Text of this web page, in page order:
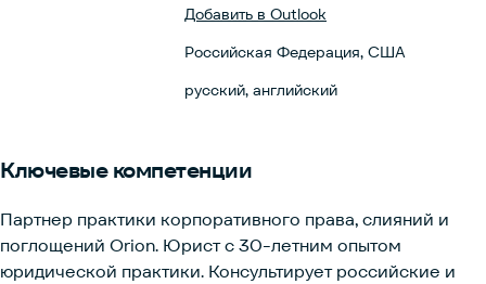
Добавить в Outlook
Российская Федерация, США
русский, английский
Ключевыекомпетенции
Партнер практики корпоративного права, слияний и
поглощений Orion. Юрист с 30-летним опытом
юридической практики. Консультирует российские и